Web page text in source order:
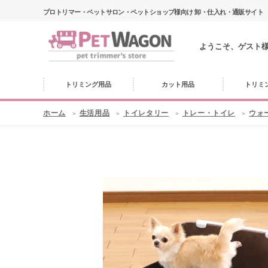
プロトリマー・ペットサロン・ペットショップ様向け 卸・仕入れ・通販サイト
ようこそ、ゲスト
トリミング用品 カット用品 トリミ
ホーム 生活用品 トイレタリー トレー・トイレ ウォ